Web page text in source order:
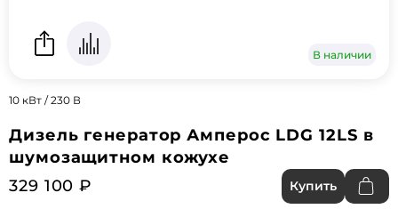
В наличии
10 кВт / 230 В
Дизель генератор Амперос LDG 12LS в
шумозащитном кожухе
329 100 ₽
Купить